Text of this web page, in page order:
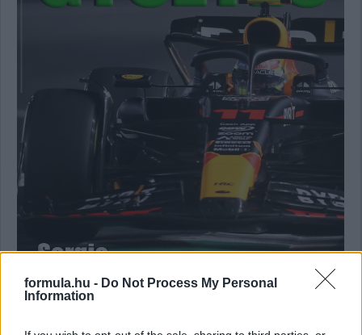
formula.hu - Do Not Process My Personal
Information